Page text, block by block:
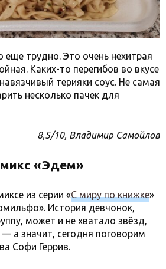
еще трудно. Это очень нехитрая
Каких-то перегибов во вкусе
терияки соус. Не самая
несколько пачек для
8,5/10, Владимир Самойлов
«Эдем»
из серии «С миру по книжке»
История девчонок,
может и не хватало звёзд,
а значит, сегодня поговорим
Софи Геррив.